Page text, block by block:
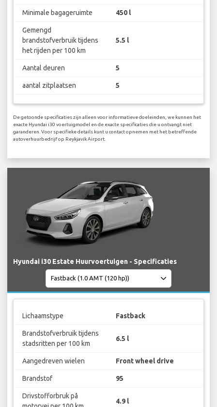
Minimale bagageruimte 450 l
Gemengd
brandstofverbruik tijdens
het rijden per 100 km
5.5 l
Aantal deuren 5
aantal zitplaatsen 5
De getoonde specificaties zijn alleen voor informatieve doeleinden, we kunnen het
exacte Hyundai i30 voertuigmodel en de exacte specificaties die u ontvangt niet
garanderen. Voor specifieke details kunt u contact opnemen met het betreffende
autoverhuurbedrijf op Reykjavik Airport.
Hyundai i30 Estate Huurvoertuigen - Specificaties
Lichaamstype Fastback
Brandstofverbruik tijdens
stadsritten per 100 km
6.5 l
Aangedreven wielen Front wheel drive
Brandstof 95
Drivstofforbruk på
4.9 l